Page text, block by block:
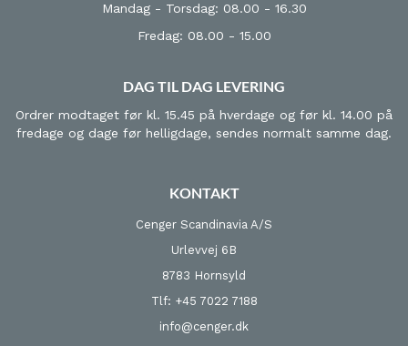
Mandag - Torsdag: 08.00 - 16.30
Fredag: 08.00 - 15.00
DAG TIL DAG LEVERING
Ordrer modtaget før kl. 15.45 på hverdage og før kl. 14.00 på
fredage og dage før helligdage, sendes normalt samme dag.
KONTAKT
Cenger Scandinavia A/S
Urlevvej 6B
8783 Hornsyld
Tlf: +45 7022 7188
info@cenger.dk